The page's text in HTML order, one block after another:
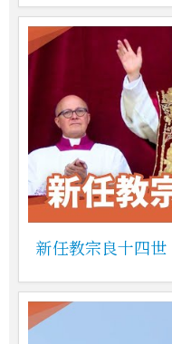
新任教宗良十四世